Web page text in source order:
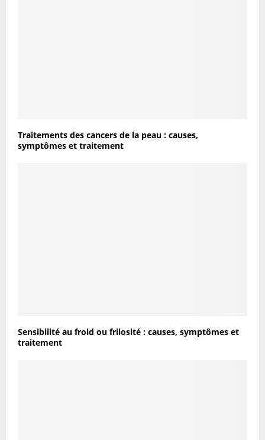
Traitements des cancers de la peau : causes,
symptômes et traitement
Sensibilité au froid ou frilosité : causes, symptômes et
traitement